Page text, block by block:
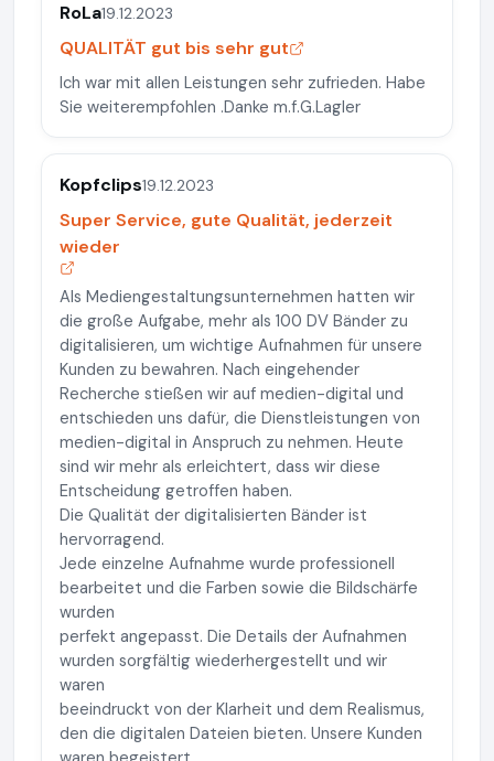
RoLa19.12.2023
QUALITÄT gut bis sehr gut
Ich war mit allen Leistungen sehr zufrieden. Habe
Sie weiterempfohlen .Danke m.f.G.Lagler
Kopfclips19.12.2023
Super Service, gute Qualität, jederzeit
wieder
Als Mediengestaltungsunternehmen hatten wir
die große Aufgabe, mehr als 100 DV Bänder zu
digitalisieren, um wichtige Aufnahmen für unsere
Kunden zu bewahren. Nach eingehender
Recherche stießen wir auf medien-digital und
entschieden uns dafür, die Dienstleistungen von
medien-digital in Anspruch zu nehmen. Heute
sind wir mehr als erleichtert, dass wir diese
Entscheidung getroffen haben.
Die Qualität der digitalisierten Bänder ist
hervorragend.
Jede einzelne Aufnahme wurde professionell
bearbeitet und die Farben sowie die Bildschärfe
wurden
perfekt angepasst. Die Details der Aufnahmen
wurden sorgfältig wiederhergestellt und wir
waren
beeindruckt von der Klarheit und dem Realismus,
den die digitalen Dateien bieten. Unsere Kunden